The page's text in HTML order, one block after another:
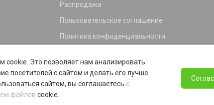
Распродажа
Пользовательское соглашение
Политика конфиденциальности
Программа лояльности
cookie. Это позволяет нам анализировать
посетителей с сайтом и делать его лучше.
сайтом, вы соглашаетесь с
файлов cookie.